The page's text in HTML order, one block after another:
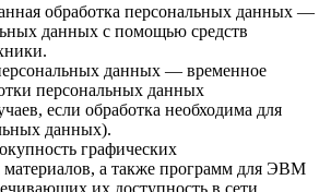
обработка персональных данных —
данных с помощью средств
данных — временное
персональных данных
если обработка необходима для
данных).
графических
а также программ для ЭВМ
их доступность в сети